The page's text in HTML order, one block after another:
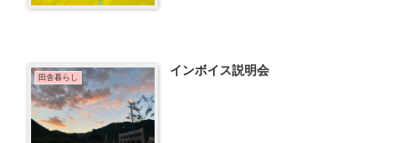
田舎暮らし インボイス説明会